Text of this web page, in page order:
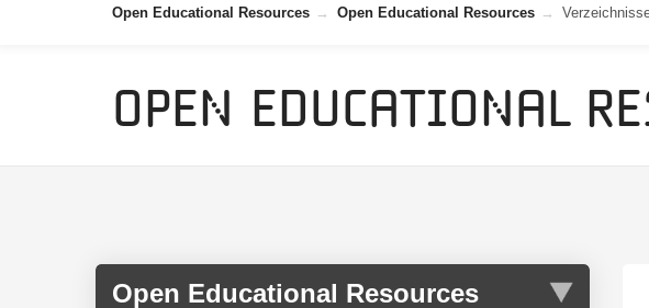
Open Educational Resources Open Educational Resources
Open Educational